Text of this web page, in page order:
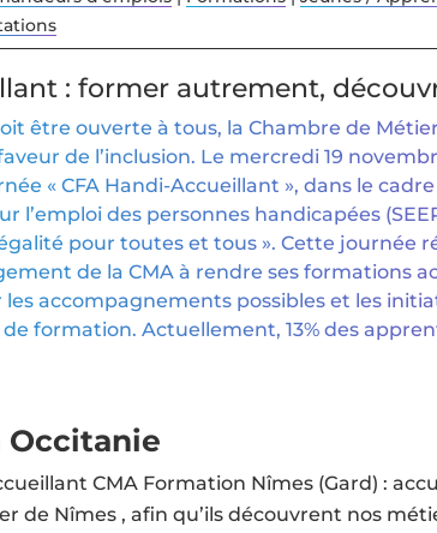
: former autrement,
être ouverte à tous, la Chambre de
de l’inclusion. Le mercredi 19
« CFA Handi-Accueillant », dans le cadre
l’emploi des personnes handicapées
pour toutes et tous ». Cette journée
de la CMA à rendre ses formations
accompagnements possibles et les
formation. Actuellement, 13% des
Occitanie
CMA Formation Nîmes (Gard) :
de Nîmes , afin qu’ils découvrent nos